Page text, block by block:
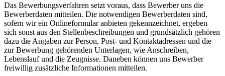
Das Bewerbungsverfahren setzt voraus, dass Bewerber uns die
Bewerberdaten mitteilen. Die notwendigen Bewerberdaten sind,
sofern wir ein Onlineformular anbieten gekennzeichnet, ergeben
sich sonst aus den Stellenbeschreibungen und grundsätzlich gehören
dazu die Angaben zur Person, Post- und Kontaktadressen und die
zur Bewerbung gehörenden Unterlagen, wie Anschreiben,
Lebenslauf und die Zeugnisse. Daneben können uns Bewerber
freiwillig zusätzliche Informationen mitteilen.